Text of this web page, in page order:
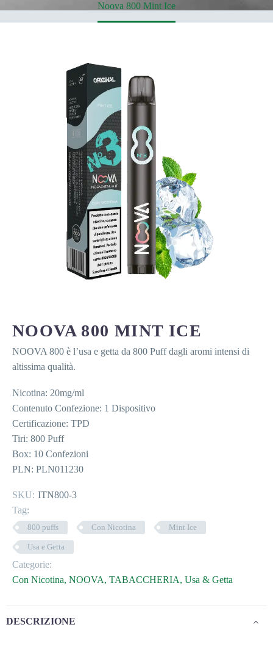
Noova 800 Mint Ice
NOOVA 800 MINT ICE
NOOVA 800 è l’usa e getta da 800 Puff dagli aromi intensi di
altissima qualità.
Nicotina: 20mg/ml
Contenuto Confezione: 1 Dispositivo
Certificazione: TPD
Tiri: 800 Puff
Box: 10 Confezioni
PLN: PLN011230
SKU: ITN800-3
Tag:
800 puffs Con Nicotina Mint Ice
Usa e Getta
Categorie:
Con Nicotina, NOOVA, TABACCHERIA, Usa & Getta
DESCRIZIONE